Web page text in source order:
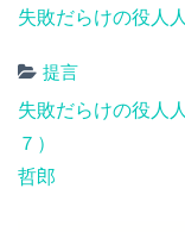
失敗だらけの役人
提言
Post
navigation
失敗だらけの役人
７）
哲郎